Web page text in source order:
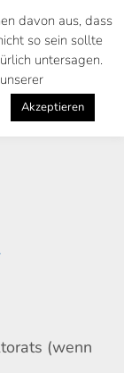
(wenn
davon aus, dass
so sein sollte
untersagen.
Akzeptieren